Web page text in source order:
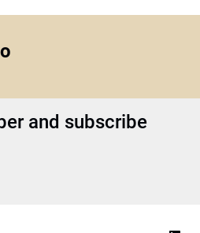
and subscribe